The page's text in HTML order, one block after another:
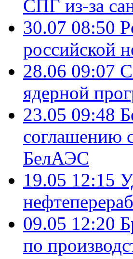
СПГ из-за
30.07 08:50
российской
28.06 09:07
ядерной
23.05 09:48
соглашению
БелАЭС
19.05 12:15
09.05 12:20
по